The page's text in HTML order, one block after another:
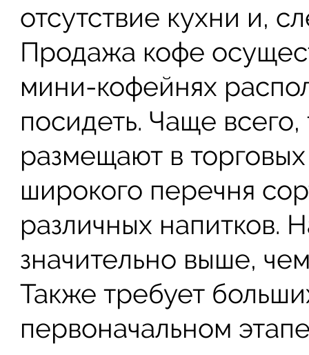
отсутствие кухни и,
Продажа кофе
мини-кофейнях
посидеть. Чаще
размещают в
широкого перечня
различных напитков.
значительно выше,
Также требует
первоначальном